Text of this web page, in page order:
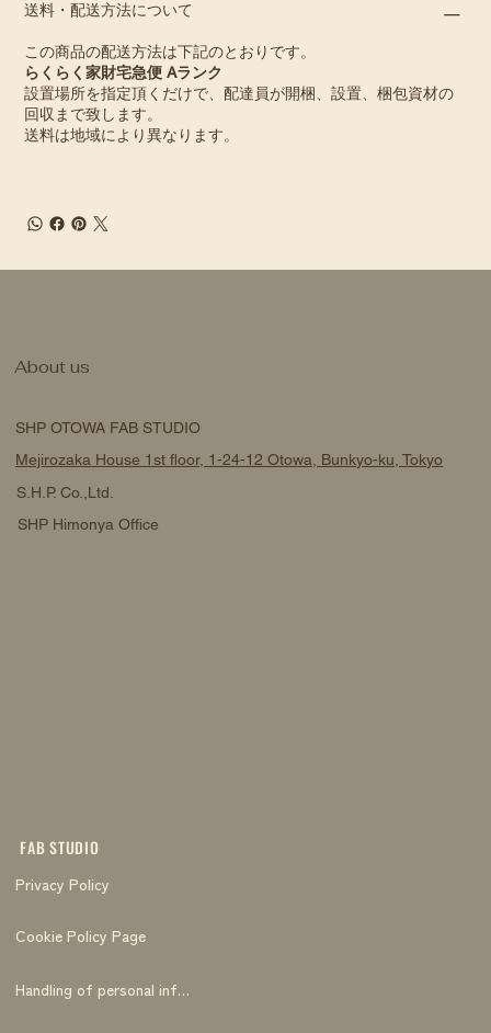
送料・配送方法について
この商品の配送方法は下記のとおりです。
らくらく家財宅急便 Aランク
設置場所を指定頂くだけで、配達員が開梱、設置、梱包資材の
回収まで致します。
送料は地域により異なります。
FAB STUDIO
Privacy Policy
Cookie Policy Page
Handling of personal information
SHP OTOWA FAB STUDIO
Mejirozaka House 1st floor, 1-24-12 Otowa, Bunkyo-ku, Tokyo
S.H.P. Co.,Ltd.
SHP Himonya Office
About us